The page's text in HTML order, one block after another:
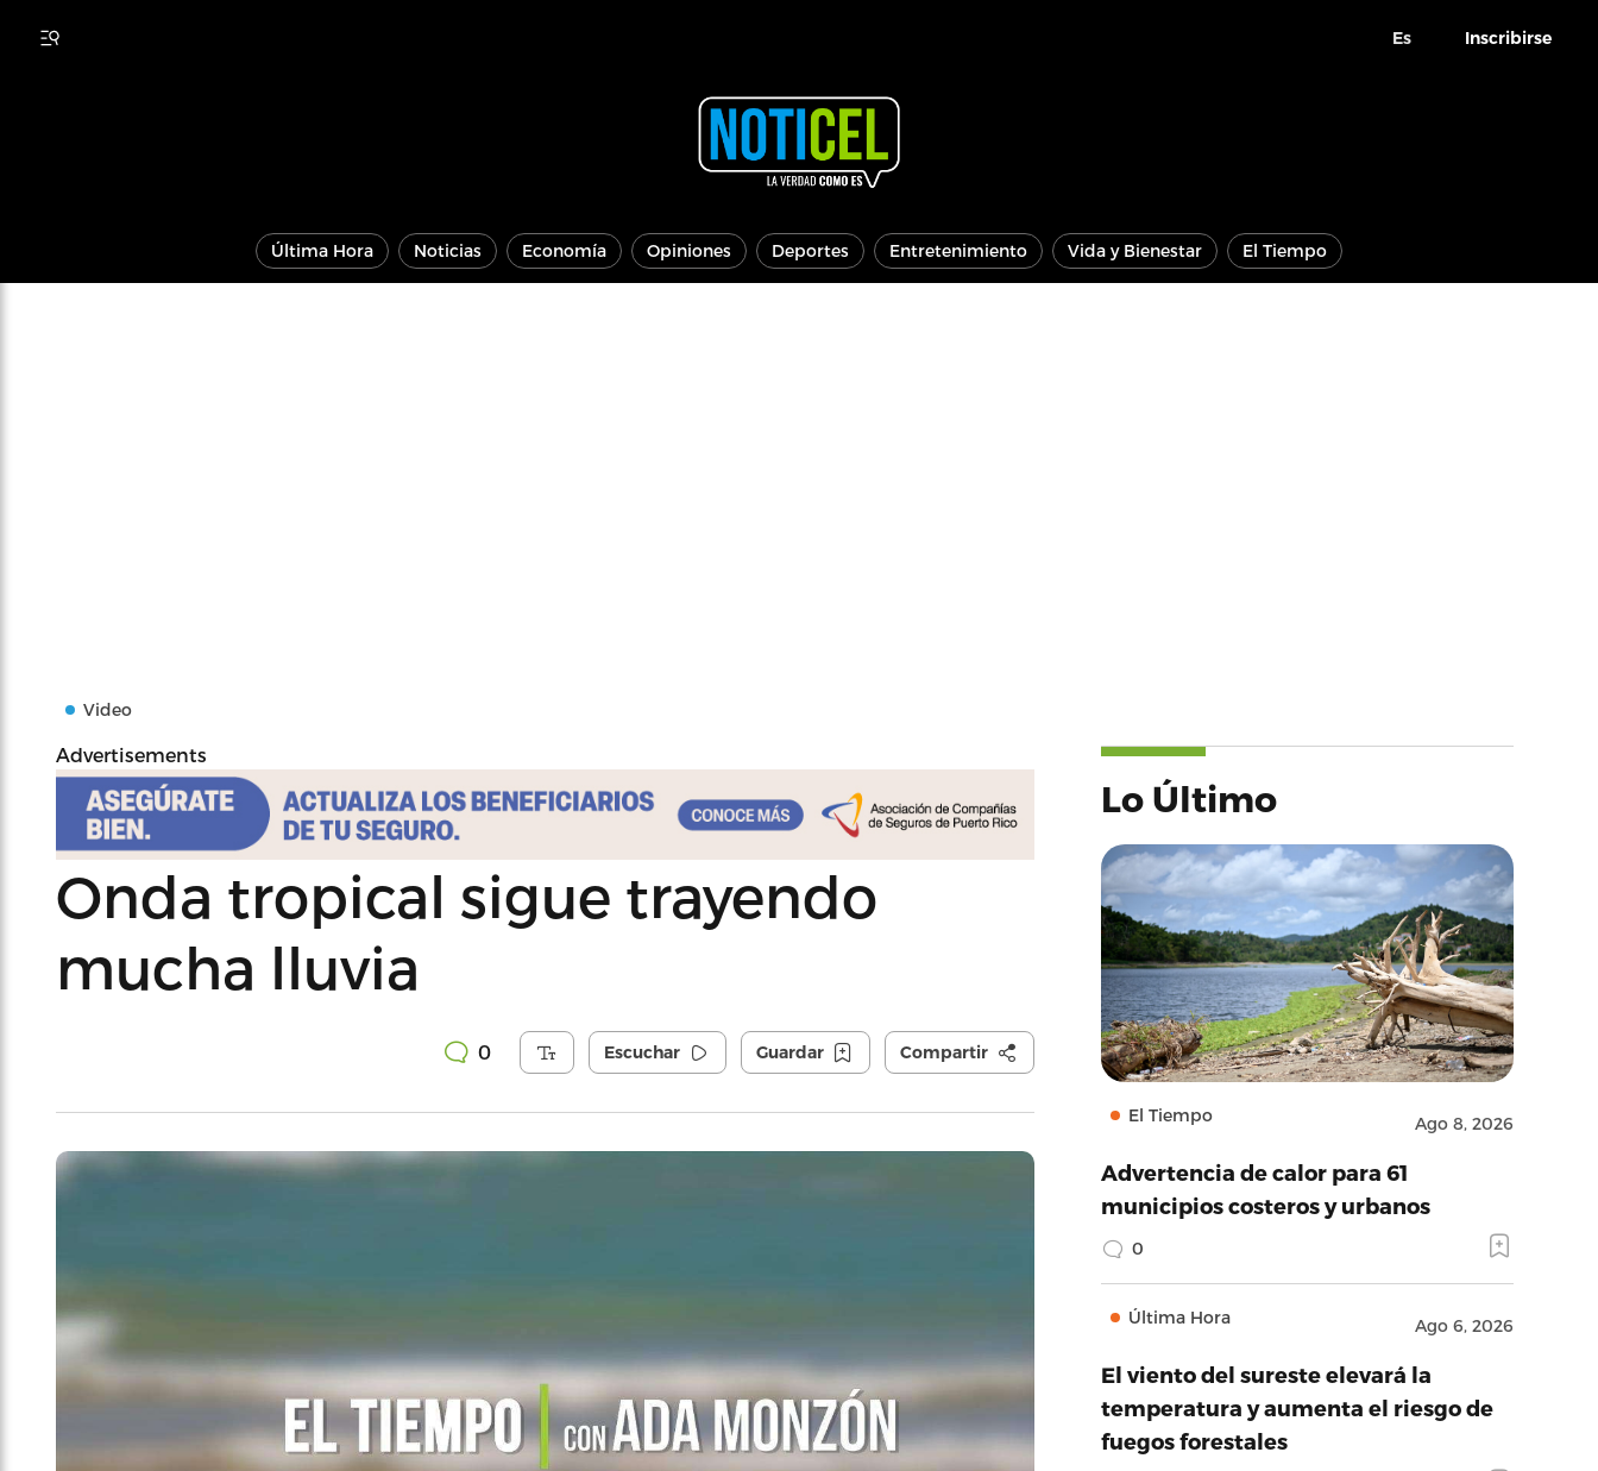
Es Inscribirse
Última Hora Noticias Economía Opiniones Deportes Entretenimiento Vida y Bienestar El Tiempo
Video
Advertisements
Onda tropical sigue trayendo
mucha lluvia
0 Escuchar Guardar Compartir
Lo Último
El Tiempo Ago 8, 2026
Advertencia de calor para 61
municipios costeros y urbanos
0
Última Hora Ago 6, 2026
El viento del sureste elevará la
temperatura y aumenta el riesgo de
fuegos forestales